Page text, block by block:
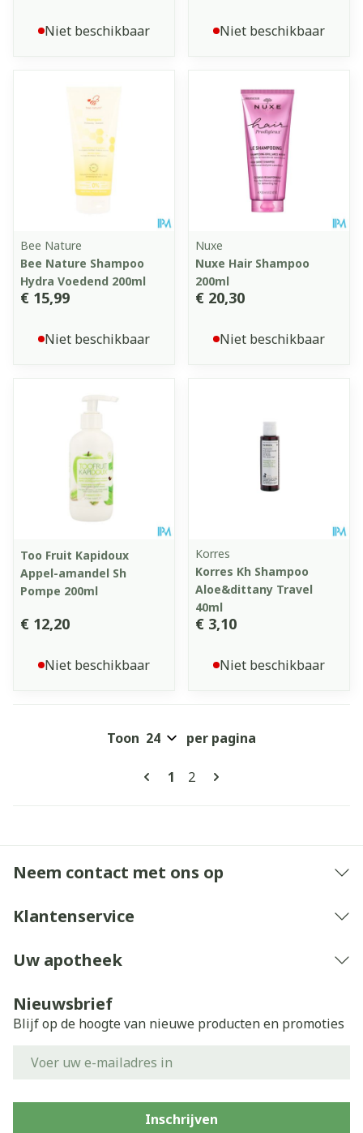
Niet beschikbaar Niet beschikbaar
Bee Nature
Bee Nature Shampoo
Hydra Voedend 200ml
€ 15,99
Niet beschikbaar
Nuxe
Nuxe Hair Shampoo
200ml
€ 20,30
Niet beschikbaar
Too Fruit Kapidoux
Appel-amandel Sh
Pompe 200ml
€ 12,20
Niet beschikbaar
Korres
Korres Kh Shampoo
Aloe&dittany Travel
40ml
€ 3,10
Niet beschikbaar
Pagina's
U lees momenteel pagina
1 Pagina
2
Toon per pagina
Neem contact met ons op
Klantenservice
Uw apotheek
Nieuwsbrief
Blijf op de hoogte van nieuwe producten en promoties
Inschrijven